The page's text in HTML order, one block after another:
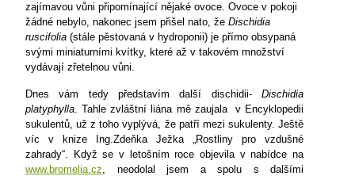
zajímavou vůni připomínající nějaké ovoce. Ovoce v pokoji
žádné nebylo, nakonec jsem přišel nato, že Dischidia
ruscifolia (stále pěstovaná v hydroponii) je přímo obsypaná
svými miniaturními kvítky, které až v takovém množství
vydávají zřetelnou vůni.
Dnes vám tedy představím další dischidii- Dischidia
platyphylla. Tahle zvláštní liána mě zaujala
v Encyklopedii
sukulentů, už z toho vyplývá, že patří mezi sukulenty. Ještě
víc v knize Ing.Zdeňka Ježka „Rostliny pro vzdušné
zahrady“. Když se v letošním roce objevila v nabídce na
www.bromelia.cz, neodolal jsem a spolu s dalšími